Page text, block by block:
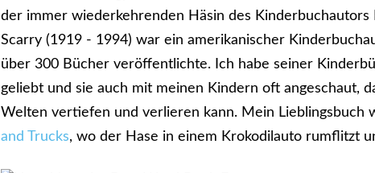
der immer wiederkehrenden Häsin des Kinderbuchautors
Scarry (1919 - 1994) war ein amerikanischer
über 300 Bücher veröffentlichte. Ich habe seiner
geliebt und sie auch mit meinen Kindern oft angeschaut,
Welten vertiefen und verlieren kann. Mein Lieblingsbuch
and Trucks, wo der Hase in einem Krokodilauto rumflitzt